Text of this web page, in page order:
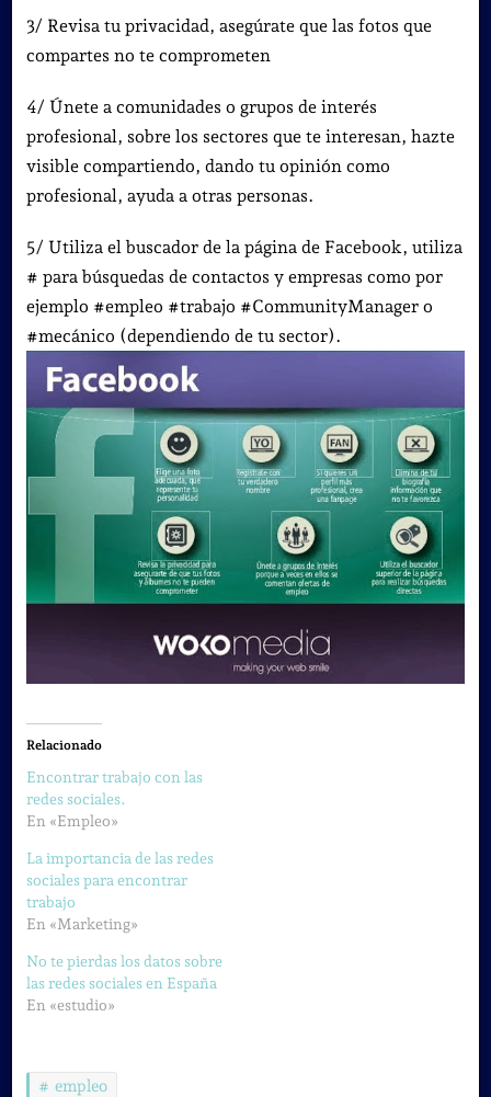
3/ Revisa tu privacidad, asegúrate que las fotos que
compartes no te comprometen
4/ Únete a comunidades o grupos de interés
profesional, sobre los sectores que te interesan, hazte
visible compartiendo, dando tu opinión como
profesional, ayuda a otras personas.
5/ Utiliza el buscador de la página de Facebook, utiliza
# para búsquedas de contactos y empresas como por
ejemplo #empleo #trabajo #CommunityManager o
#mecánico (dependiendo de tu sector).
Relacionado
Encontrar trabajo con las
redes sociales.
En «Empleo»
La importancia de las redes
sociales para encontrar
trabajo
En «Marketing»
No te pierdas los datos sobre
las redes sociales en España
En «estudio»
empleo